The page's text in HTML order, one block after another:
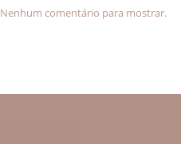
Nenhum comentário para mostrar.